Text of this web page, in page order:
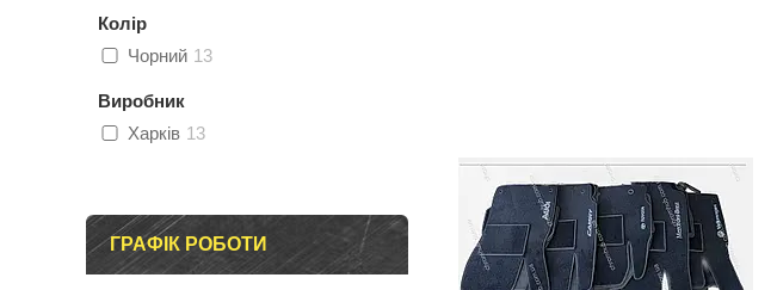
Колір
Чорний 13
Виробник
Харків 13
ГРАФІК РОБОТИ